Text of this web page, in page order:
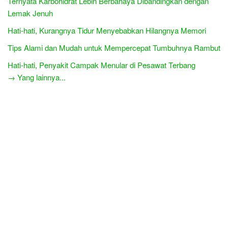
Lemak Jenuh
Hati-hati, Kurangnya Tidur Menyebabkan Hilangnya Memori
Tips Alami dan Mudah untuk Mempercepat Tumbuhnya Rambut
Hati-hati, Penyakit Campak Menular di Pesawat Terbang
→ Yang lainnya...